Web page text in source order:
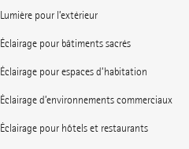
Lumière pour l’extérieur
Éclairage pour bâtiments sacrés
Éclairage pour espaces d’habitation
Éclairage d’environnements commerciaux
Éclairage pour hôtels et restaurants